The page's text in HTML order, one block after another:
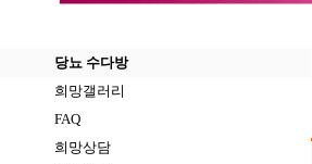
당뇨 수다방
희망갤러리
FAQ
희망상담